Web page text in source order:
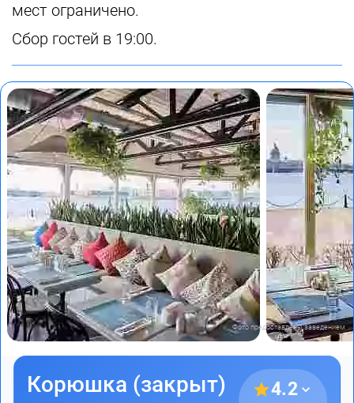
мест ограничено.
Cбор гостей в 19:00.
Фото предоставлены заведением
Корюшка (закрыт) 4.2